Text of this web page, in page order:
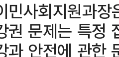
민사회지원과
권 문제는 특정
과 안전에 관한